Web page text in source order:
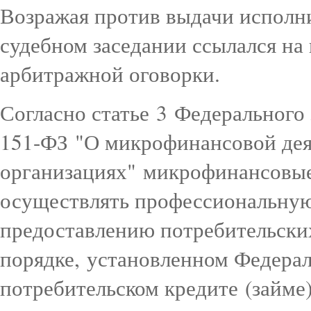
Возражая против выдачи
судебном заседании ссылался
арбитражной оговорки.
Согласно статье 3
151-ФЗ "О микрофинансовой
организациях"
осуществлять
предоставлению
порядке, установленном
потребительском кредите